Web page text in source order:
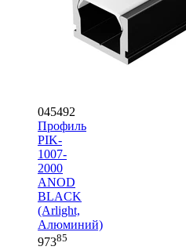
045492
Профиль
PIK-
1007-
2000
ANOD
BLACK
(Arlight,
Алюминий)
97385